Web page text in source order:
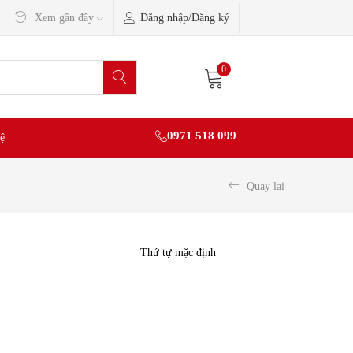
Xem gần đây Đăng nhập/Đăng ký
0
0971 518 099
Quay lại